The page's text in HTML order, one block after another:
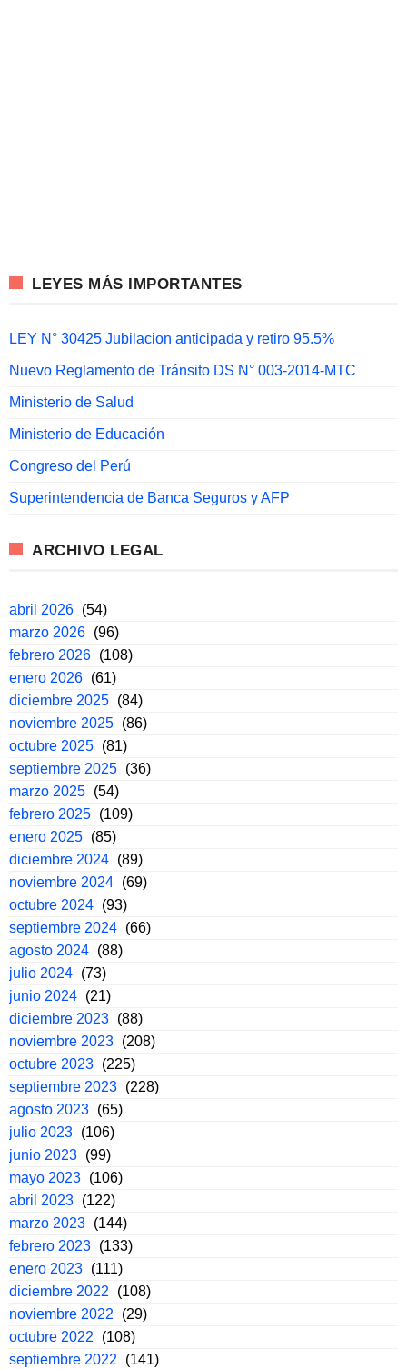
LEYES MÁS IMPORTANTES
LEY N° 30425 Jubilacion anticipada y retiro 95.5%
Nuevo Reglamento de Tránsito DS N° 003-2014-MTC
Ministerio de Salud
Ministerio de Educación
Congreso del Perú
Superintendencia de Banca Seguros y AFP
ARCHIVO LEGAL
abril 2026 (54)
marzo 2026 (96)
febrero 2026 (108)
enero 2026 (61)
diciembre 2025 (84)
noviembre 2025 (86)
octubre 2025 (81)
septiembre 2025 (36)
marzo 2025 (54)
febrero 2025 (109)
enero 2025 (85)
diciembre 2024 (89)
noviembre 2024 (69)
octubre 2024 (93)
septiembre 2024 (66)
agosto 2024 (88)
julio 2024 (73)
junio 2024 (21)
diciembre 2023 (88)
noviembre 2023 (208)
octubre 2023 (225)
septiembre 2023 (228)
agosto 2023 (65)
julio 2023 (106)
junio 2023 (99)
mayo 2023 (106)
abril 2023 (122)
marzo 2023 (144)
febrero 2023 (133)
enero 2023 (111)
diciembre 2022
(108)
noviembre 2022
(29)
octubre 2022
(108)
septiembre 2022
(141)